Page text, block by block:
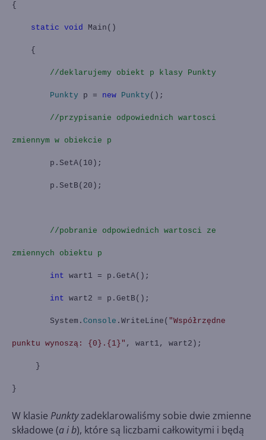
{
static void Main()
{
//deklarujemy obiekt p klasy Punkty
Punkty p = new Punkty ();
//przypisanie odpowiednich wartosci
zmiennym w obiekcie p
p.SetA(10);
p.SetB(20);
//pobranie odpowiednich wartosci ze
zmiennych obiektu p
int wart1 = p.GetA();
int wart2 = p.GetB();
System. Console .WriteLine( "Współrzędne
punktu wynoszą: {0}.{1}" , wart1, wart2);
}
}
W klasie Punktyzadeklarowaliśmy sobie dwie zmienne
składowe (a i b), które są liczbami całkowitymi i będą